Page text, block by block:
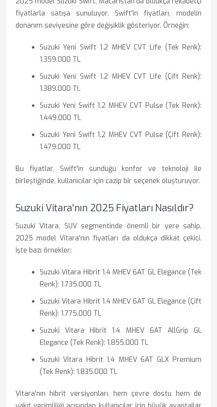
fiyatlarla satışa sunuluyor. Swift'in fiyatları, modelin
donanım seviyesine göre değişiklik gösteriyor. Örneğin:
Suzuki Yeni Swift 1.2 MHEV CVT Life (Tek Renk):
1.359.000 TL
Suzuki Yeni Swift 1.2 MHEV CVT Life (Çift Renk):
1.389.000 TL
Suzuki Yeni Swift 1.2 MHEV CVT Pulse (Tek Renk):
1.449.000 TL
Suzuki Yeni Swift 1.2 MHEV CVT Pulse (Çift Renk):
1.479.000 TL
Bu fiyatlar, Swift'in sunduğu konfor ve teknoloji ile
birleştiğinde, kullanıcılar için cazip bir seçenek oluşturuyor.
Suzuki Vitara'nın 2025 Fiyatları Nasıldır?
Suzuki Vitara, SUV segmentinde önemli bir yere sahip.
2025 model Vitara'nın fiyatları da oldukça dikkat çekici.
İşte bazı örnekler:
Suzuki Vitara Hibrit 1.4 MHEV 6AT GL Elegance (Tek
Renk): 1.735.000 TL
Suzuki Vitara Hibrit 1.4 MHEV 6AT GL Elegance (Çift
Renk): 1.775.000 TL
Suzuki Vitara Hibrit 1.4 MHEV 6AT AllGrip GL
Elegance (Tek Renk): 1.855.000 TL
Suzuki Vitara Hibrit 1.4 MHEV 6AT GLX Premium
(Tek Renk): 1.835.000 TL
Vitara'nın hibrit versiyonları, hem çevre dostu hem de